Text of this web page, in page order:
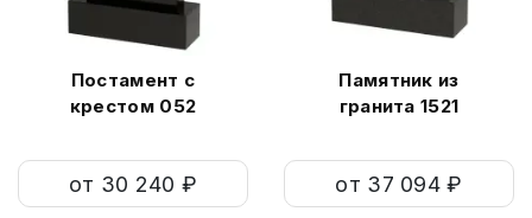
Постамент с
крестом 052
от 30 240 ₽
Памятник из
гранита 1521
от 37 094 ₽